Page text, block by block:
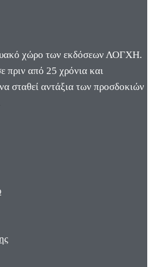
χώρο των εκδόσεων ΛΟΓΧΗ.
πριν από 25 χρόνια και
σταθεί αντάξια των προσδοκιών